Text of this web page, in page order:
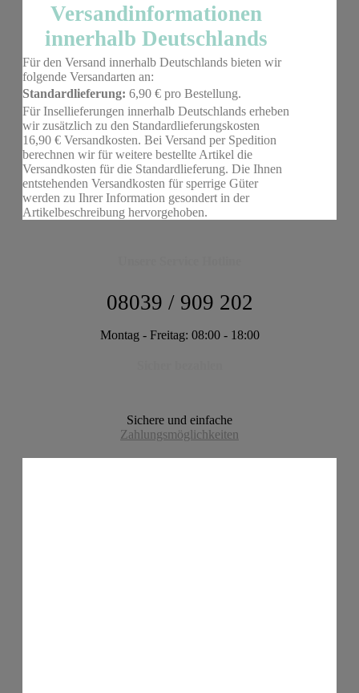
Versandinformationen
innerhalb Deutschlands
Für den Versand innerhalb Deutschlands bieten wir
folgende Versandarten an:
Standardlieferung: 6,90 € pro Bestellung.
Für Insellieferungen innerhalb Deutschlands erheben
wir zusätzlich zu den Standardlieferungskosten
16,90 € Versandkosten. Bei Versand per Spedition
berechnen wir für weitere bestellte Artikel die
Versandkosten für die Standardlieferung. Die Ihnen
entstehenden Versandkosten für sperrige Güter
werden zu Ihrer Information gesondert in der
Artikelbeschreibung hervorgehoben.
08039 / 909 202
Montag - Freitag: 08:00 - 18:00
Sichere und einfache
Zahlungsmöglichkeiten